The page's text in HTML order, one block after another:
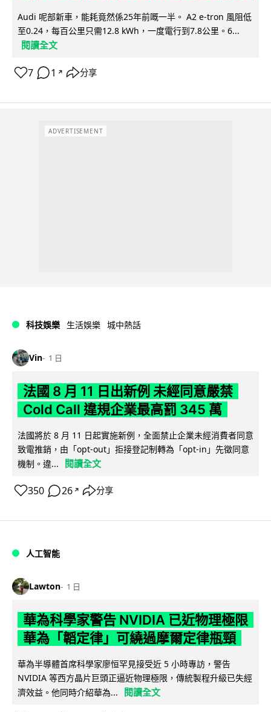
Audi 呢部新車，能耗竟然係25年前嘅一半。 A2 e-tron 風阻低
至0.24，每百公里只需12.8 kWh，一度電行到7.8公里。6...
閱讀全文
7 1 ↗ 分享
ADVERTISEMENT
科技娛樂 生活娛樂 城中熱話
Vin 1 日
法國 8 月 11 日出新例 未經同意嚴禁
Cold Call 違規企業最高罰 345 萬
法國將於 8 月 11 日起實施新例，全面禁止企業未經消費者同意
致電推銷，由「opt-out」拒接登記制轉為「opt-in」先徵同意
機制。違...
閱讀全文
350 26 ↗ 分享
人工智能
Lawton 1 日
華為科學家警告 NVIDIA 已近物理極限
華為「韜定律」可繞過摩爾定律瓶頸
華為半導體首席科學家廖恒罕見接受近 5 小時專訪，警告
NVIDIA 等西方晶片巨頭正逼近物理極限，傳統製程升級已失經
濟效益。他同時介紹華為...
閱讀全文